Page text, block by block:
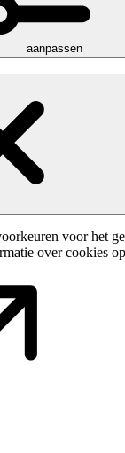
aanpassen
voor het
over cookies